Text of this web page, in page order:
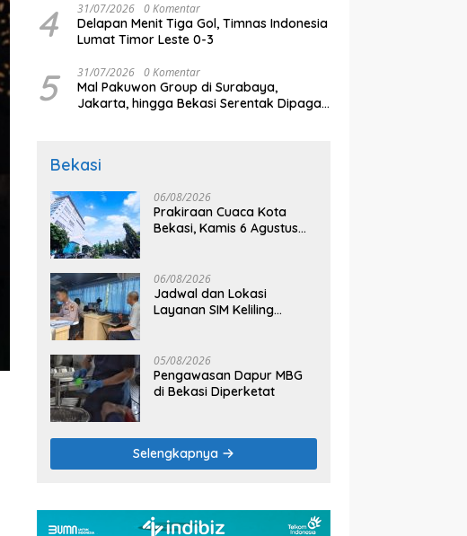
4 31/07/2026 0 Komentar
Delapan Menit Tiga Gol, Timnas Indonesia
Lumat Timor Leste 0-3
5 31/07/2026 0 Komentar
Mal Pakuwon Group di Surabaya,
Jakarta, hingga Bekasi Serentak Dipagari
Bekasi
06/08/2026
Prakiraan Cuaca Kota
Bekasi, Kamis 6 Agustus
06/08/2026
Jadwal dan Lokasi
Layanan SIM Keliling
05/08/2026
Pengawasan Dapur MBG
di Bekasi Diperketat
Selengkapnya